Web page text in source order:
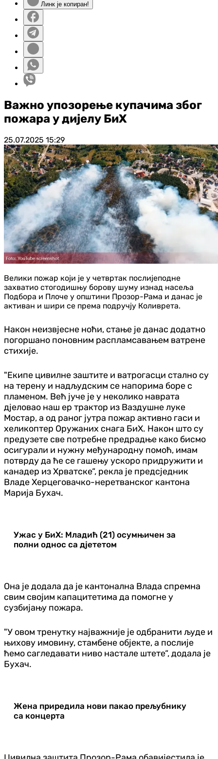
Линк је копиран!
Важно упозорење купачима због
пожара у дијелу БиХ
25.07.2025 15:29
Велики пожар који је у четвртак послијеподне
захватио стогодишњу борову шуму изнад насеља
Подбора и Плоче у општини Прозор-Рама и данас је
активан и шири се према подручју Коливрета.
Након неизвјесне ноћи, стање је данас додатно
погоршано поновним распламсавањем ватрене
стихије.
"Екипе цивилне заштите и ватрогасци стално су
на терену и надљудским се напорима боре с
пламеном. Већ јуче је у неколико наврата
дјеловао наш ер трактор из Ваздушне луке
Мостар, а од раног јутра пожар активно гаси и
хеликоптер Оружаних снага БиХ. Након што су
предузете све потребне предрадње како бисмо
осигурали и нужну међународну помоћ, имам
потврду да ће се гашењу ускоро придружити и
канадер из Хрватске“, рекла је предсједник
Владе Херцеговачко-неретванског кантона
Марија Бухач.
Ужас у БиХ: Младић (21) осумњичен за
полни однос са дјететом
Она је додала да је кантонална Влада спремна
свим својим капацитетима да помогне у
сузбијању пожара.
"У овом тренутку најважније је одбранити људе и
њихову имовину, стамбене објекте, а послије
ћемо сагледавати ниво настале штете“, додала је
Бухач.
Жена приредила нови пакао прељубнику
са концерта